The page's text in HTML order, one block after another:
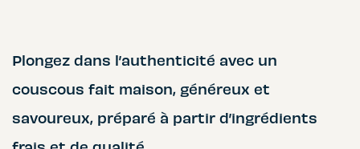
Plongez dans l’authenticité avec un
couscous fait maison, généreux et
savoureux, préparé à partir d’ingrédients